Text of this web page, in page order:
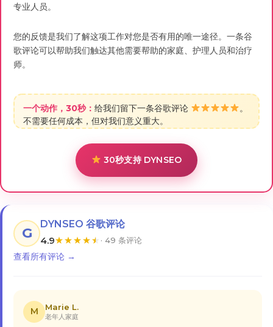
专业人员。
您的反馈是我们了解这项工作对您是否有用的唯一途径。一条谷
歌评论可以帮助我们触达其他需要帮助的家庭、护理人员和治疗
师。
一个动作，30秒： 给我们留下一条谷歌评论
。
不需要任何成本，但对我们意义重大。
30秒支持 DYNSEO
G
DYNSEO 谷歌评论
4.9★★★★★ · 49 条评论
查看所有评论 →
M Marie L.
老年人家庭